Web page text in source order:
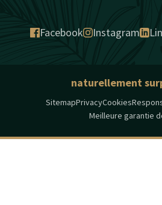
Facebook Instagram
naturellement
SitemapPrivacyCookies
Meilleure garantie